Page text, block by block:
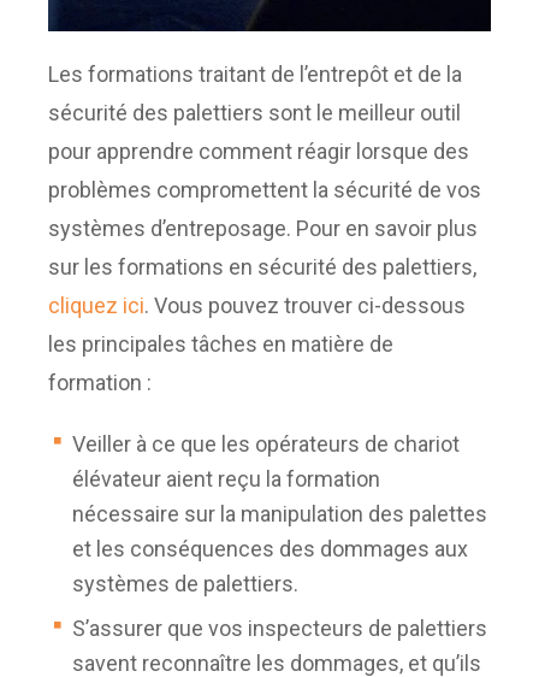
Les formations traitant de l’entrepôt et de la
sécurité des palettiers sont le meilleur outil
pour apprendre comment réagir lorsque des
problèmes compromettent la sécurité de vos
systèmes d’entreposage. Pour en savoir plus
sur les formations en sécurité des palettiers,
cliquez ici. Vous pouvez trouver ci-dessous
les principales tâches en matière de
formation :
Veiller à ce que les opérateurs de chariot
élévateur aient reçu la formation
nécessaire sur la manipulation des palettes
et les conséquences des dommages aux
systèmes de palettiers.
S’assurer que vos inspecteurs de palettiers
savent reconnaître les dommages, et qu’ils